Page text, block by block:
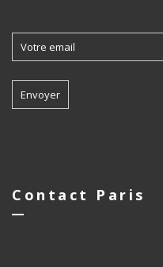
Contact Paris